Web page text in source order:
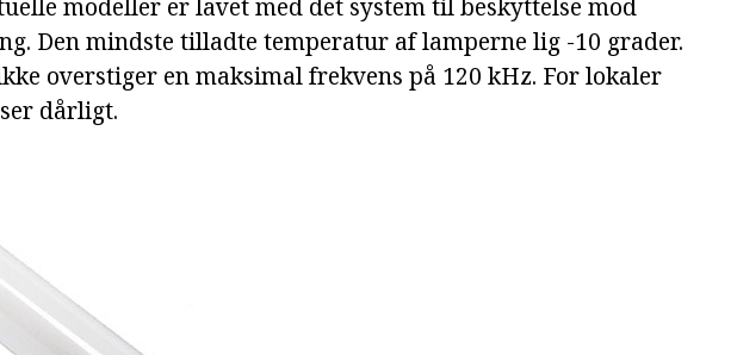
modeller er lavet med det system til beskyttelse mod
Den mindste tilladte temperatur af lamperne lig -10 grader.
overstiger en maksimal frekvens på 120 kHz. For lokaler
dårligt.